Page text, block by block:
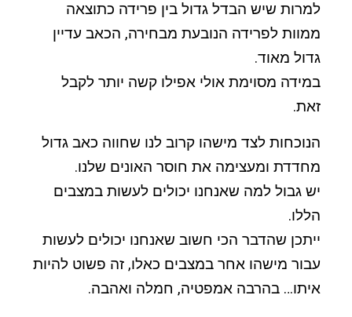
למרות שיש הבדל גדול בין פרידה כתוצאה
ממוות לפרידה הנובעת מבחירה, הכאב עדיין
גדול מאוד.
במידה מסוימת אולי אפילו קשה יותר לקבל
זאת.
הנוכחות לצד מישהו קרוב לנו שחווה כאב גדול
מחדדת ומעצימה את חוסר האונים שלנו.
יש גבול למה שאנחנו יכולים לעשות במצבים
הללו.
ייתכן שהדבר הכי חשוב שאנחנו יכולים לעשות
עבור מישהו אחר במצבים כאלו, זה פשוט להיות
איתו… בהרבה אמפטיה, חמלה ואהבה.